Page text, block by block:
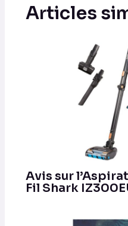
Articles
Avis sur
Fil Shark